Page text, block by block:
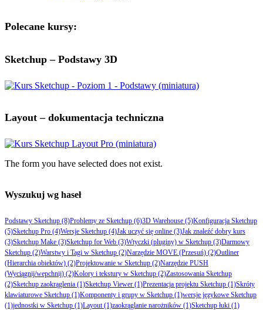
Polecane kursy:
Sketchup – Podstawy 3D
Layout – dokumentacja techniczna
The form you have selected does not exist.
Wyszukuj wg haseł
Podstawy Sketchup (8)Problemy ze Sketchup (6)3D Warehouse (5)Konfiguracja Sketchup
(5)Sketchup Pro (4)Wersje Sketchup (4)Jak uczyć się online (3)Jak znaleźć dobry kurs
(3)Sketchup Make (3)Sketchup for Web (3)Wtyczki (pluginy) w Sketchup (3)Darmowy
Sketchup (2)Warstwy i Tagi w Sketchup (2)Narzędzie MOVE (Przesuń) (2)Outliner
(Hierarchia obiektów) (2)Projektowanie w Sketchup (2)Narzędzie PUSH
(Wyciągnij/wepchnij) (2)Kolory i tekstury w Sketchup (2)Zastosowania Sketchup
(2)Sketchup zaokrąglenia (1)Sketchup Viewer (1)Prezentacja projektu Sketchup (1)Skróty
klawiaturowe Sketchup (1)Komponenty i grupy w Sketchup (1)wersje językowe Sketchup
(1)jednostki w Sketchup (1)Layout (1)zaokrąglanie narożników (1)Sketchup łuki (1)